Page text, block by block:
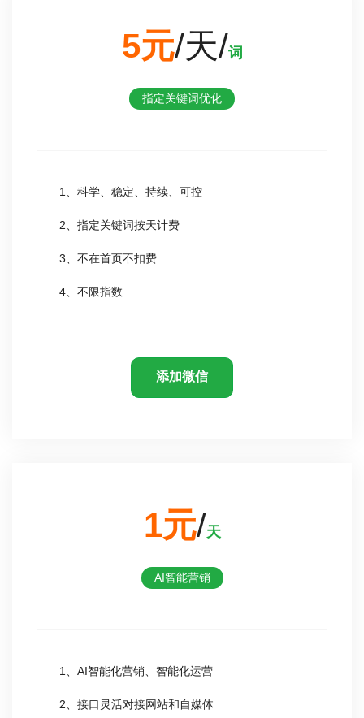
5元/天/词
指定关键词优化
1、科学、稳定、持续、可控
2、指定关键词按天计费
3、不在首页不扣费
4、不限指数
添加微信
1元/天
AI智能营销
1、AI智能化营销、智能化运营
2、接口灵活对接网站和自媒体